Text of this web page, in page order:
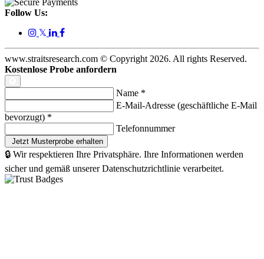
Follow Us:
𝕏
www.straitsresearch.com © Copyright2026. All rights Reserved.
Kostenlose Probe anfordern
Name *
E-Mail-Adresse (geschäftliche E-Mail
bevorzugt) *
Telefonnummer
🔒 Wir respektieren Ihre Privatsphäre. Ihre Informationen werden
sicher und gemäß unserer Datenschutzrichtlinie verarbeitet.